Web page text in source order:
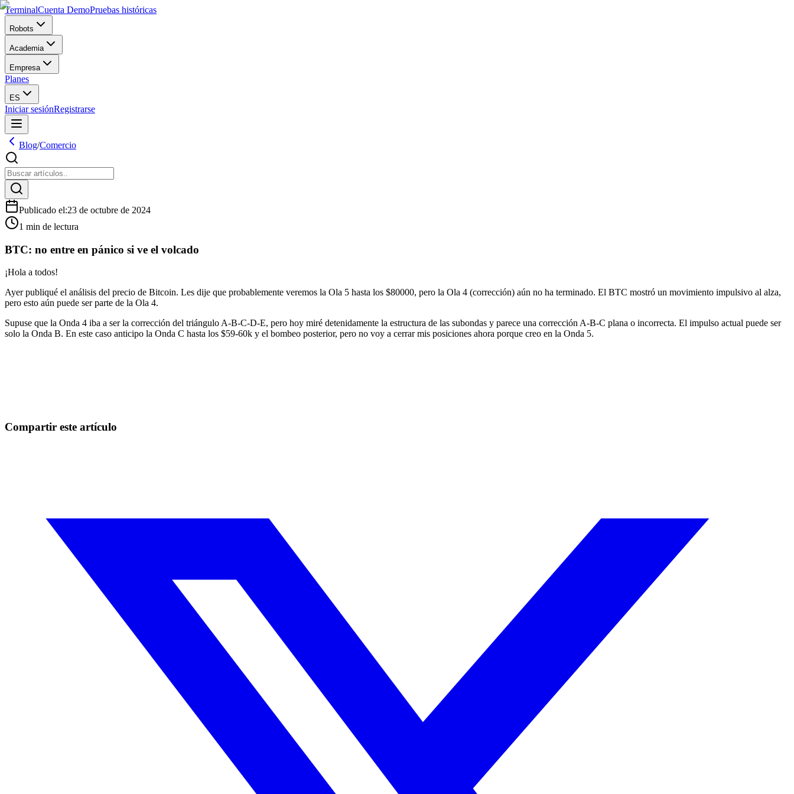
TerminalCuenta DemoPruebas históricas
Robots
Academia
Empresa
Planes
ES
Iniciar sesiónRegistrarse
Blog/Comercio
Publicado el:23 de octubre de 2024
1 min de lectura
BTC: no entre en pánico si ve el volcado
¡Hola a todos!
Ayer publiqué el análisis del precio de Bitcoin. Les dije que probablemente veremos la Ola 5 hasta los $80000, pero la Ola 4 (corrección) aún no ha terminado. El BTC mostró un movimiento impulsivo al alza,
pero esto aún puede ser parte de la Ola 4.
Supuse que la Onda 4 iba a ser la corrección del triángulo A-B-C-D-E, pero hoy miré detenidamente la estructura de las subondas y parece una corrección A-B-C plana o incorrecta. El impulso actual puede ser
solo la Onda B. En este caso anticipo la Onda C hasta los $59-60k y el bombeo posterior, pero no voy a cerrar mis posiciones ahora porque creo en la Onda 5.
Compartir este artículo